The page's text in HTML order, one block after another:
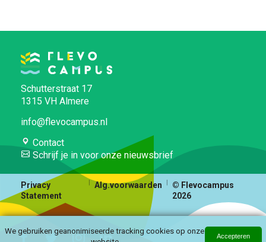
Schutterstraat 17
1315 VH Almere
info@flevocampus.nl
Contact
Schrijf je in voor onze nieuwsbrief
Privacy
Statement
Alg.voorwaarden
© Flevocampus
2026
We gebruiken geanonimiseerde tracking cookies op onze
Accepteren